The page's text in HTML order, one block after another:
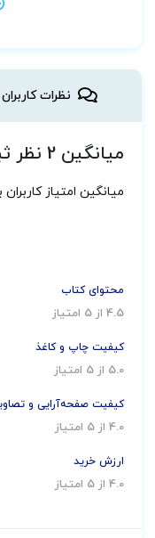
نظرات کاربران
میانگین 2 نظر ثبت شده
میانگین امتیاز
محتوای کتاب
4.5 از 5 امتیاز
کیفیت چاپ و کاغذ
5.0 از 5 امتیاز
کیفیت صفحه‌آرایی و
4.0 از 5 امتیاز
ارزش خرید
4.0 از 5 امتیاز